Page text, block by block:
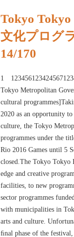
Tokyo
文化プログ
14/170
1
Tokyo Metropolitan
cultural
2020 as an opportunity
culture, the Tokyo
programmes under the
Rio 2016 Games until 5
closed.The Tokyo Tokyo
edge and creative
facilities, to new
sector programmes
with municipalities in
arts and culture.
ﬁnal phase of the